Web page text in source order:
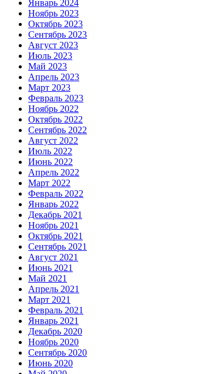
Январь 2024
Ноябрь 2023
Октябрь 2023
Сентябрь 2023
Август 2023
Июль 2023
Май 2023
Апрель 2023
Март 2023
Февраль 2023
Ноябрь 2022
Октябрь 2022
Сентябрь 2022
Август 2022
Июль 2022
Июнь 2022
Апрель 2022
Март 2022
Февраль 2022
Январь 2022
Декабрь 2021
Ноябрь 2021
Октябрь 2021
Сентябрь 2021
Август 2021
Июнь 2021
Май 2021
Апрель 2021
Март 2021
Февраль 2021
Январь 2021
Декабрь 2020
Ноябрь 2020
Сентябрь 2020
Июнь 2020